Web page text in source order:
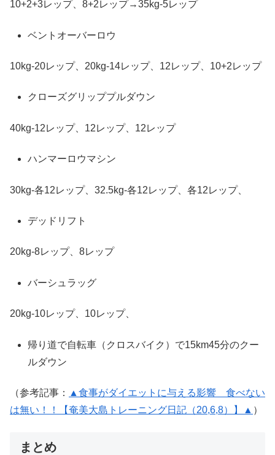
10+2+3レップ、8+2レップ→35kg-5レップ
ベントオーバーロウ
10kg-20レップ、20kg-14レップ、12レップ、10+2レップ
クローズグリッププルダウン
40kg-12レップ、12レップ、12レップ
ハンマーロウマシン
30kg-各12レップ、32.5kg-各12レップ、各12レップ、
デッドリフト
20kg-8レップ、8レップ
バーシュラッグ
20kg-10レップ、10レップ、
帰り道で自転車（クロスバイク）で15km45分のクー
ルダウン
（参考記事：
▲食事がダイエットに与える影響 食べない
は無い！！【奄美大島トレーニング日記（20,6,8）】▲ ）
まとめ